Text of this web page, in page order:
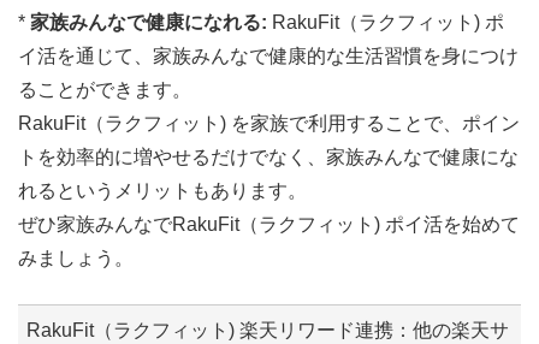
* 家族みんなで健康になれる: RakuFit（ラクフィット) ポ
イ活を通じて、家族みんなで健康的な生活習慣を身につけ
ることができます。
RakuFit（ラクフィット) を家族で利用することで、ポイン
トを効率的に増やせるだけでなく、家族みんなで健康にな
れるというメリットもあります。
ぜひ家族みんなでRakuFit（ラクフィット) ポイ活を始めて
みましょう。
RakuFit（ラクフィット) 楽天リワード連携：他の楽天サ